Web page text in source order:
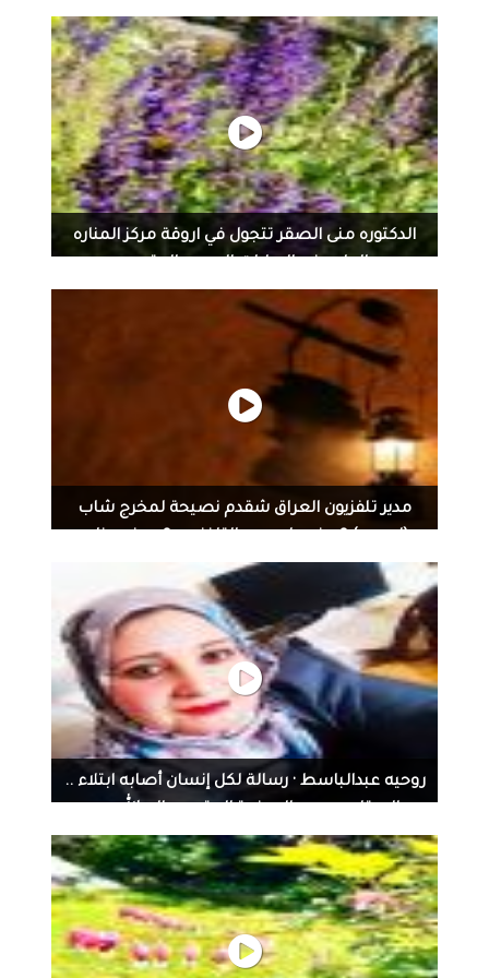
معرض كشخة العيد في دبي وتكريم سكينة العباد مرتجى
الرمضان أقيم معرض كشخة العيد في دبي واستمر المعرض
لمدة 4 أيام من يوم الثلاثاء الى يوم الجمعة في منطقة
الخوانيج ويتضمن أكثر من 60 عارض من دول مجلس التعاون
الخليجي وبتنظيم شركة sbn لتنظيم المعارض والفعاليات
لمالكها شايع بن نجران تنوعت مشاركات المعرض من
السعودية والامارات وعمان ومشاركات لاصحاب الهمم
والاسر المنتجة وفي نهاية المعرض تم تكريم الاستاذة
الدكتوره منى الصقر تتجول في اروقة مركز المناره
مدير تلفزيون العراق شقدم نصيحة لمخرج شاب
مدير تلفزيون العراق شقدم نصيحة لمخرج شاب (لحيمي) ؟
منو چان مدير التلفزيون ؟ ومنو هذا المخرج الشاب ؟ وشصار
بوقتها ؟ #ذاكرة طالب السيد تروي حكاية جديدة، عن
أسطوات الفن، والشاشة العراقية انذاك. مشاهدة طيبة .
#ندوة #ثقافة_واكثر #ذاكرة
روحيه عبدالباسط · رسالة لكل إنسان أصابه ابتلاء ..
روحيه عبدالباسط · رسالة لكل إنسان أصابه ابتلاء .. المبتلى
هو من الصفوة المقربون إلى الله و رسوله .. اصبر الجزاء كبير
و جميل